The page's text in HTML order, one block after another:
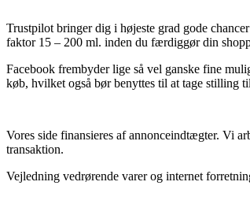
Trustpilot bringer dig i højeste grad gode
faktor 15 – 200 ml. inden du færdiggør din
Facebook frembyder lige så vel ganske fine
køb, hvilket også bør benyttes til at tage stilling
Vores side finansieres af annonceindtægter. Vi
transaktion.
Vejledning vedrørende varer og internet